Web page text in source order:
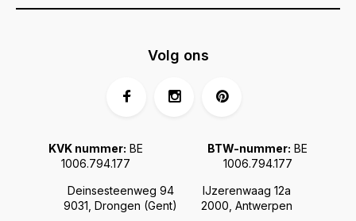
Deinsesteenweg 94
9031, Drongen (Gent)
IJzerenwaag 12a
2000, Antwerpen
KVK nummer: BE
1006.794.177
BTW-nummer: BE
1006.794.177
Volg ons